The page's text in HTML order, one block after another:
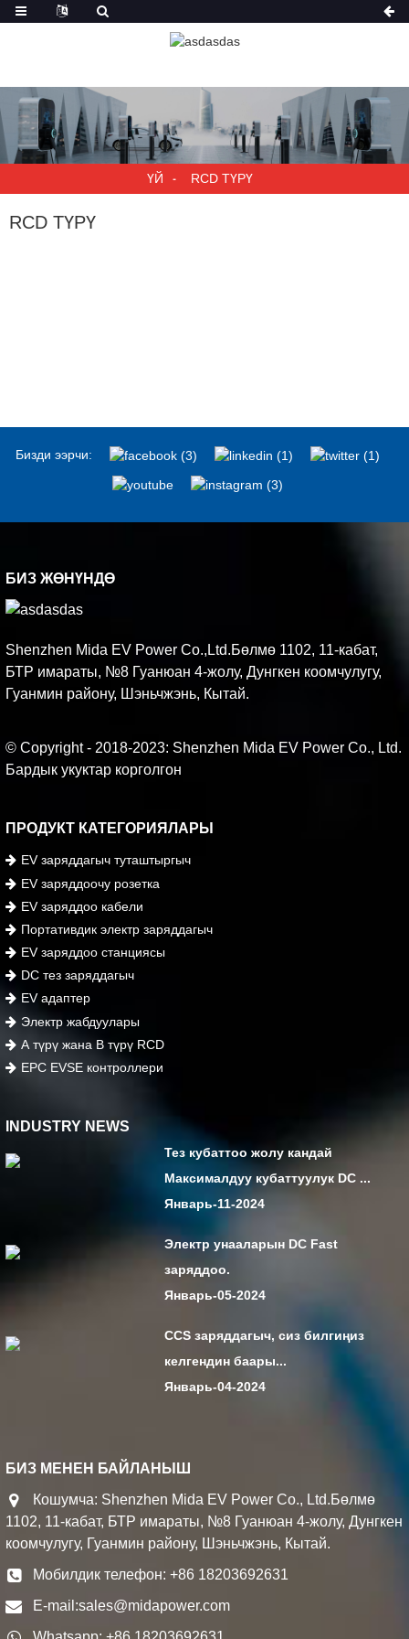
ҮЙ RCD ТҮРҮ
RCD ТҮРҮ
Бизди ээрчи:
БИЗ ЖӨНҮНДӨ
Shenzhen Mida EV Power Co.,Ltd.Бөлмө 1102, 11-кабат,
БТР имараты, №8 Гуанюан 4-жолу, Дунгкен коомчулугу,
Гуанмин району, Шэньчжэнь, Кытай.
© Copyright - 2018-2023: Shenzhen Mida EV Power Co., Ltd.
Бардык укуктар корголгон
ПРОДУКТ КАТЕГОРИЯЛАРЫ
EV заряддагыч туташтыргыч
EV заряддоочу розетка
EV заряддоо кабели
Портативдик электр заряддагыч
EV заряддоо станциясы
DC тез заряддагыч
EV адаптер
Электр жабдуулары
А түрү жана В түрү RCD
EPC EVSE контроллери
INDUSTRY NEWS
Тез кубаттоо жолу кандай
Максималдуу кубаттуулук DC ...
Январь-11-2024
Электр унааларын DC Fast
заряддоо.
Январь-05-2024
CCS заряддагыч, сиз билгиңиз
келгендин баары...
Январь-04-2024
БИЗ МЕНЕН БАЙЛАНЫШ
Кошумча: Shenzhen Mida EV Power Co., Ltd.Бөлмө
1102, 11-кабат, БТР имараты, №8 Гуанюан 4-жолу, Дунгкен
коомчулугу, Гуанмин району, Шэньчжэнь, Кытай.
Мобилдик телефон: +86 18203692631
E-mail:sales@midapower.com